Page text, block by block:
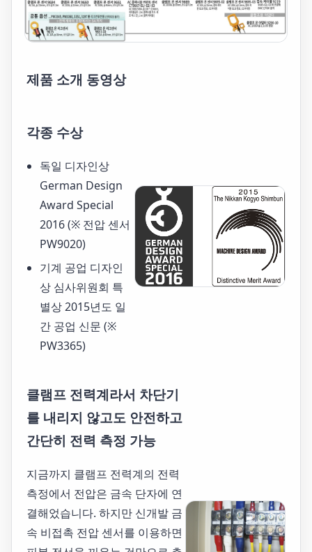
제품 소개 동영상
각종 수상
독일 디자인상
German Design
Award Special
2016 (※ 전압 센서
PW9020)
기계 공업 디자인
상 심사위원회 특
별상 2015년도 일
간 공업 신문 (※
PW3365)
클램프 전력계라서 차단기
를 내리지 않고도 안전하고
간단히 전력 측정 가능
지금까지 클램프 전력계의 전력
측정에서 전압은 금속 단자에 연
결해었습니다. 하지만 신개발 금
속 비접촉 전압 센서를 이용하면